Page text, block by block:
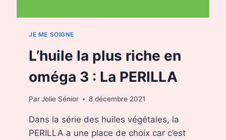
JE ME SOIGNE
L’huile la plus riche en
oméga 3 : La PERILLA
ParJolie Sénior 8 décembre 2021
Dans la série des huiles végétales, la
PERILLA a une place de choix car c’est